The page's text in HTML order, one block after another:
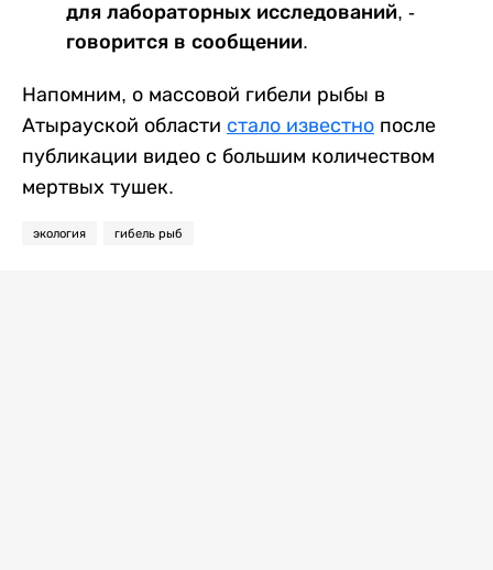
для лабораторных исследований, -
говорится в сообщении.
Напомним, о массовой гибели рыбы в
Атырауской области стало известно после
публикации видео с большим количеством
мертвых тушек.
экология гибель рыб